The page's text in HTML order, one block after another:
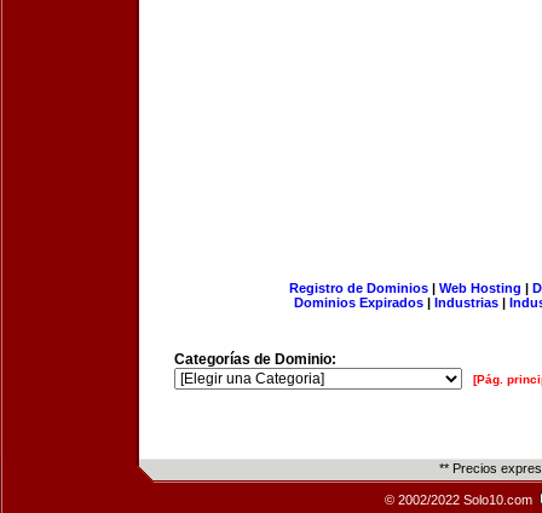
Registro de Dominios| Web Hosting |
Dominios Expirados | Industrias |
Categorías de Dominio:
[Pág.
** Precios
© 2002/2022 Solo10.com